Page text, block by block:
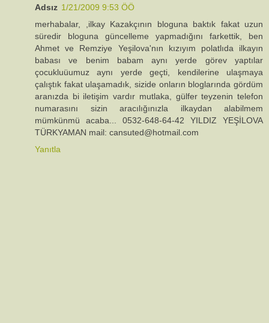
Adsız 1/21/2009 9:53 ÖÖ
merhabalar, ,ilkay Kazakçının bloguna baktık fakat uzun
süredir bloguna güncelleme yapmadığını farkettik, ben
Ahmet ve Remziye Yeşilova'nın kızıyım polatlıda ilkayın
babası ve benim babam aynı yerde görev yaptılar
çocukluüumuz aynı yerde geçti, kendilerine ulaşmaya
çalıştık fakat ulaşamadık, sizide onların bloglarında gördüm
aranızda bi iletişim vardır mutlaka, gülfer teyzenin telefon
numarasını sizin aracılığınızla ilkaydan alabilmem
mümkünmü acaba... 0532-648-64-42 YILDIZ YEŞİLOVA
TÜRKYAMAN mail: cansuted@hotmail.com
Yanıtla